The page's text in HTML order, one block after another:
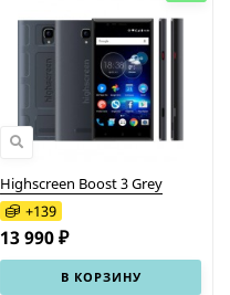
Highscreen Boost 3 Grey
+139
В КОРЗИНУ
13 990 ₽